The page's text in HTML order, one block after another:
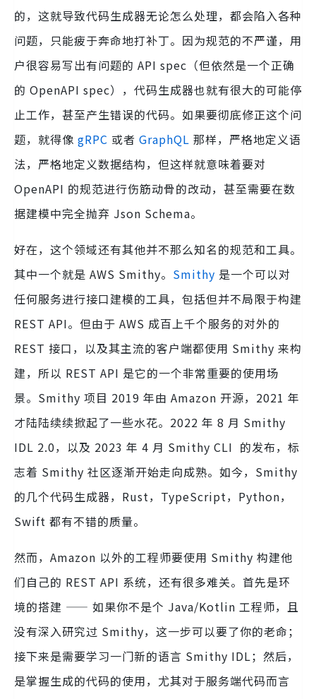
的，这就导致代码生成器无论怎么处理，都会陷入各种
问题，只能疲于奔命地打补丁。因为规范的不严谨，用
户很容易写出有问题的 API spec（但依然是一个正确
的 OpenAPI spec），代码生成器也就有很大的可能停
止工作，甚至产生错误的代码。如果要彻底修正这个问
题，就得像 gRPC 或者 GraphQL 那样，严格地定义语
法，严格地定义数据结构，但这样就意味着要对
OpenAPI 的规范进行伤筋动骨的改动，甚至需要在数
据建模中完全抛弃 Json Schema。
好在，这个领域还有其他并不那么知名的规范和工具。
其中一个就是 AWS Smithy。 Smithy 是一个可以对
任何服务进行接口建模的工具，包括但并不局限于构建
REST API。但由于 AWS 成百上千个服务的对外的
REST 接口，以及其主流的客户端都使用 Smithy 来构
建，所以 REST API 是它的一个非常重要的使用场
景。Smithy 项目 2019 年由 Amazon 开源，2021 年
才陆陆续续掀起了一些水花。2022 年 8 月 Smithy
IDL 2.0，以及 2023 年 4 月 Smithy CLI 的发布，标
志着 Smithy 社区逐渐开始走向成熟。如今，Smithy
的几个代码生成器，Rust，TypeScript，Python，
Swift 都有不错的质量。
然而，Amazon 以外的工程师要使用 Smithy 构建他
们自己的 REST API 系统，还有很多难关。首先是环
境的搭建 —— 如果你不是个 Java/Kotlin 工程师，且
没有深入研究过 Smithy，这一步可以要了你的老命；
接下来是需要学习一门新的语言 Smithy IDL；然后，
是掌握生成的代码的使用，尤其对于服务端代码而言